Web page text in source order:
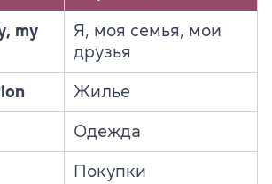
my
Я, моя семья, мои
друзья
Жилье
Одежда
Покупки